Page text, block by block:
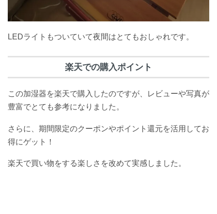
LEDライトもついていて夜間はとてもおしゃれです。
楽天での購入ポイント
この加湿器を楽天で購入したのですが、レビューや写真が
豊富でとても参考になりました。
さらに、期間限定のクーポンやポイント還元を活用してお
得にゲット！
楽天で買い物をする楽しさを改めて実感しました。